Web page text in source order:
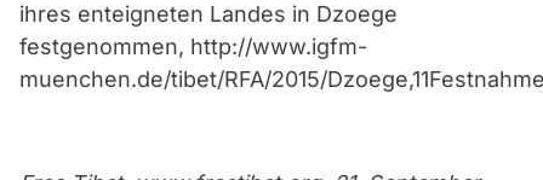
ihres enteigneten Landes in Dzoege
festgenommen, http://www.igfm-
muenchen.de/tibet/RFA/2015/